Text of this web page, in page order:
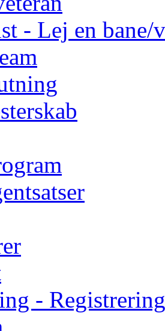
- Lej en bane/
- Registrering